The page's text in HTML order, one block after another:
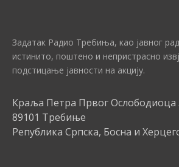
Задатак Радио Требиња, као јавног
истинито, поштено и непристрасно
подстицање јавности на акцију.
Краља Петра Првог Ослободиоца
89101 Требиње
Република Српска, Босна и